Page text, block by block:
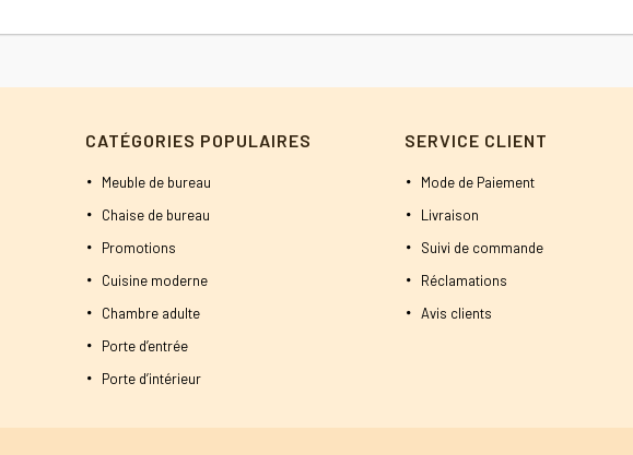
CATÉGORIES POPULAIRES
Meuble de bureau
Chaise de bureau
Promotions
Cuisine moderne
Chambre adulte
Porte d’entrée
Porte d’intérieur
SERVICE CLIENT
Mode de Paiement
Livraison
Suivi de commande
Réclamations
Avis clients